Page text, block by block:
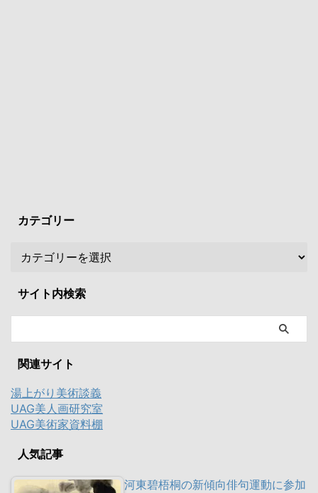
カテゴリー
サイト内検索
関連サイト
湯上がり美術談義
UAG美人画研究室
UAG美術家資料棚
人気記事
河東碧梧桐の新傾向俳句運動に参加